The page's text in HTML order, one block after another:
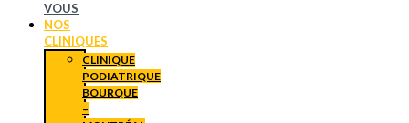
VOUS
NOS
CLINIQUES
CLINIQUE
PODIATRIQUE
BOURQUE
–